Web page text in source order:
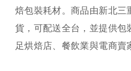
焙包裝耗材。商品由新北三
貨，可配送全台，並提供包
足烘焙店、餐飲業與電商賣